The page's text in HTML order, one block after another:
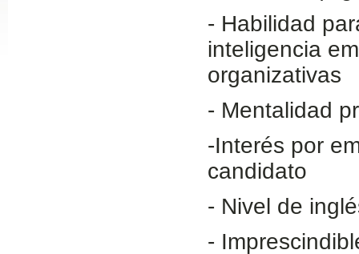
- Habilidad
inteligencia
organizativas
- Mentalidad
-Interés por
candidato
- Nivel de
-